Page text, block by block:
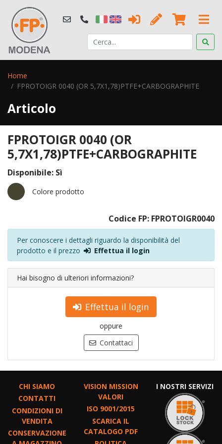
Home
FPROTOIGR 0040 (OR 5,7X1,78)PTFE+CARBOGRAPHITE
Articolo
FPROTOIGR 0040 (OR
5,7X1,78)PTFE+CARBOGRAPHITE
Disponibile: Sì
Colore prodotto
Codice FP: FPROTOIGR0040
Per conoscere i dettagli riguardo la disponibilità del
prodotto e il prezzo
Effettua il login
Hai bisogno di ulteriori informazioni?
Effettua il login
oppure
Contattaci
CHI SIAMO
CONTATTI
CONDIZIONI DI
VENDITA
CONSERVAZIONE
VISION MISSION
VALORI
ISO 9001/2015
SCARICA IL
CATALOGO PDF
I NOSTRI SERVIZI